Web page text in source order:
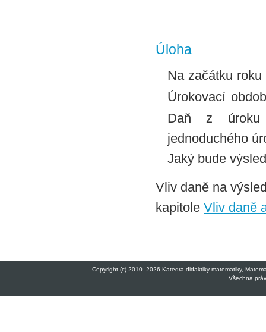
Úloha
Na začátku
Úrokovací
Daň z úroku
jednoduchého
Jaký bude
Vliv daně na
kapitole Vliv daně
Copyright (c) 2010–2026 Katedra didaktiky matematiky,
Všechna